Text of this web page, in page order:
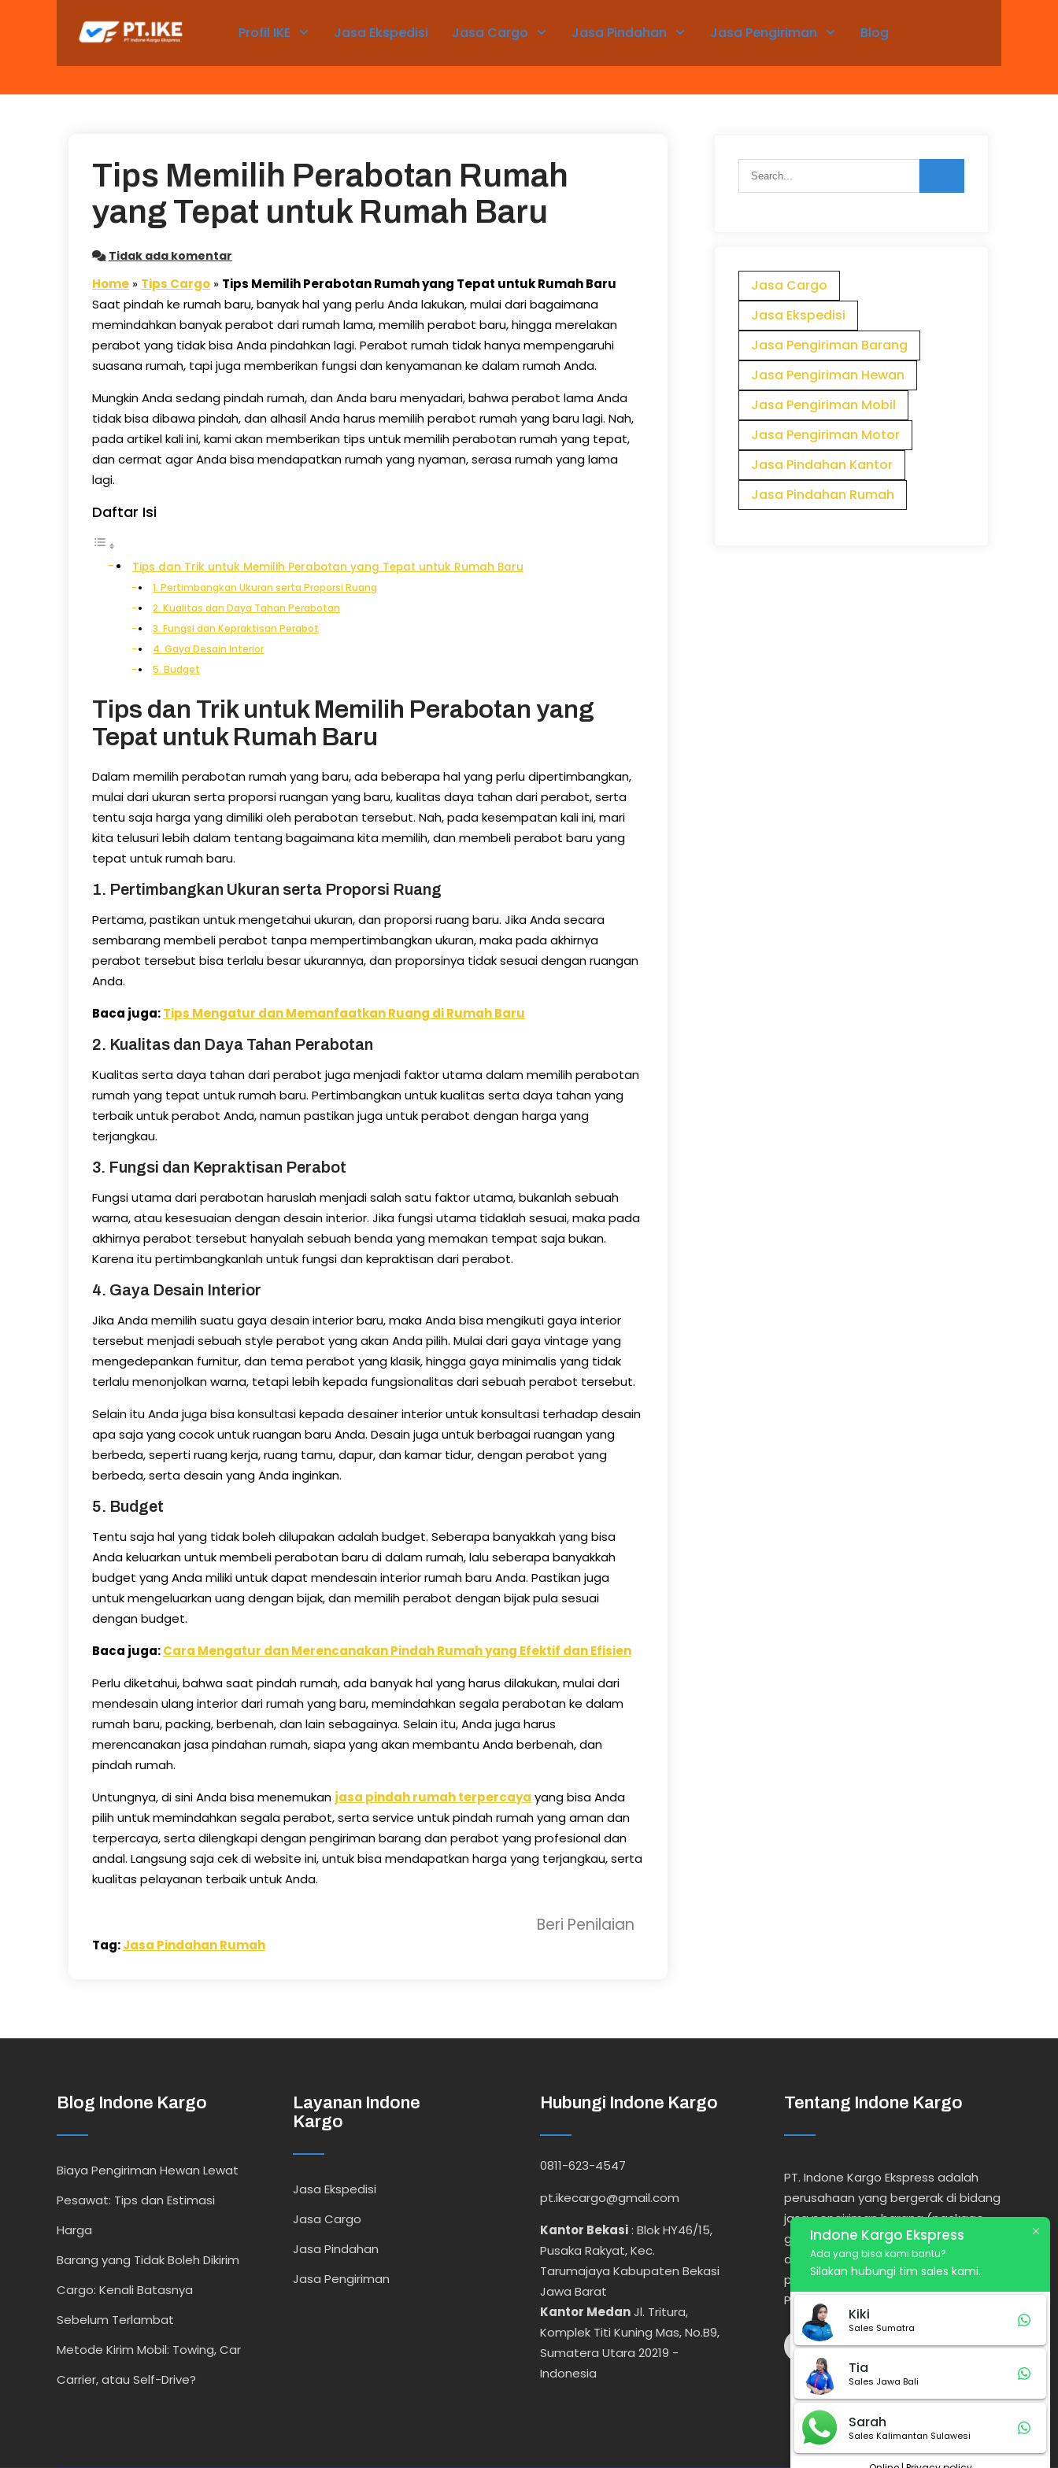
Profil IKE Jasa Ekspedisi Jasa Cargo Jasa Pindahan Jasa Pengiriman Blog
Tips Memilih Perabotan Rumah
yang Tepat untuk Rumah Baru
Tidak ada komentar
Home » Tips Cargo » Tips Memilih Perabotan Rumah yang Tepat untuk Rumah Baru
Saat pindah ke rumah baru, banyak hal yang perlu Anda lakukan, mulai dari bagaimana
memindahkan banyak perabot dari rumah lama, memilih perabot baru, hingga merelakan
perabot yang tidak bisa Anda pindahkan lagi. Perabot rumah tidak hanya mempengaruhi
suasana rumah, tapi juga memberikan fungsi dan kenyamanan ke dalam rumah Anda.
Mungkin Anda sedang pindah rumah, dan Anda baru menyadari, bahwa perabot lama Anda
tidak bisa dibawa pindah, dan alhasil Anda harus memilih perabot rumah yang baru lagi. Nah,
pada artikel kali ini, kami akan memberikan tips untuk memilih perabotan rumah yang tepat,
dan cermat agar Anda bisa mendapatkan rumah yang nyaman, serasa rumah yang lama
lagi.
Daftar Isi
Tips dan Trik untuk Memilih Perabotan yang Tepat untuk Rumah Baru
1. Pertimbangkan Ukuran serta Proporsi Ruang
2. Kualitas dan Daya Tahan Perabotan
3. Fungsi dan Kepraktisan Perabot
4. Gaya Desain Interior
5. Budget
Tips dan Trik untuk Memilih Perabotan yang
Tepat untuk Rumah Baru
Dalam memilih perabotan rumah yang baru, ada beberapa hal yang perlu dipertimbangkan,
mulai dari ukuran serta proporsi ruangan yang baru, kualitas daya tahan dari perabot, serta
tentu saja harga yang dimiliki oleh perabotan tersebut. Nah, pada kesempatan kali ini, mari
kita telusuri lebih dalam tentang bagaimana kita memilih, dan membeli perabot baru yang
tepat untuk rumah baru.
1. Pertimbangkan Ukuran serta Proporsi Ruang
Pertama, pastikan untuk mengetahui ukuran, dan proporsi ruang baru. Jika Anda secara
sembarang membeli perabot tanpa mempertimbangkan ukuran, maka pada akhirnya
perabot tersebut bisa terlalu besar ukurannya, dan proporsinya tidak sesuai dengan ruangan
Anda.
Baca juga:Tips Mengatur dan Memanfaatkan Ruang di Rumah Baru
2. Kualitas dan Daya Tahan Perabotan
Kualitas serta daya tahan dari perabot juga menjadi faktor utama dalam memilih perabotan
rumah yang tepat untuk rumah baru. Pertimbangkan untuk kualitas serta daya tahan yang
terbaik untuk perabot Anda, namun pastikan juga untuk perabot dengan harga yang
terjangkau.
3. Fungsi dan Kepraktisan Perabot
Fungsi utama dari perabotan haruslah menjadi salah satu faktor utama, bukanlah sebuah
warna, atau kesesuaian dengan desain interior. Jika fungsi utama tidaklah sesuai, maka pada
akhirnya perabot tersebut hanyalah sebuah benda yang memakan tempat saja bukan.
Karena itu pertimbangkanlah untuk fungsi dan kepraktisan dari perabot.
4. Gaya Desain Interior
Jika Anda memilih suatu gaya desain interior baru, maka Anda bisa mengikuti gaya interior
tersebut menjadi sebuah style perabot yang akan Anda pilih. Mulai dari gaya vintage yang
mengedepankan furnitur, dan tema perabot yang klasik, hingga gaya minimalis yang tidak
terlalu menonjolkan warna, tetapi lebih kepada fungsionalitas dari sebuah perabot tersebut.
Selain itu Anda juga bisa konsultasi kepada desainer interior untuk konsultasi terhadap desain
apa saja yang cocok untuk ruangan baru Anda. Desain juga untuk berbagai ruangan yang
berbeda, seperti ruang kerja, ruang tamu, dapur, dan kamar tidur, dengan perabot yang
berbeda, serta desain yang Anda inginkan.
5. Budget
Tentu saja hal yang tidak boleh dilupakan adalah budget. Seberapa banyakkah yang bisa
Anda keluarkan untuk membeli perabotan baru di dalam rumah, lalu seberapa banyakkah
budget yang Anda miliki untuk dapat mendesain interior rumah baru Anda. Pastikan juga
untuk mengeluarkan uang dengan bijak, dan memilih perabot dengan bijak pula sesuai
dengan budget.
Baca juga:Cara Mengatur dan Merencanakan Pindah Rumah yang Efektif dan Efisien
Perlu diketahui, bahwa saat pindah rumah, ada banyak hal yang harus dilakukan, mulai dari
mendesain ulang interior dari rumah yang baru, memindahkan segala perabotan ke dalam
rumah baru, packing, berbenah, dan lain sebagainya. Selain itu, Anda juga harus
merencanakan jasa pindahan rumah, siapa yang akan membantu Anda berbenah, dan
pindah rumah.
Untungnya, di sini Anda bisa menemukan jasa pindah rumah terpercaya yang bisa Anda
pilih untuk memindahkan segala perabot, serta service untuk pindah rumah yang aman dan
terpercaya, serta dilengkapi dengan pengiriman barang dan perabot yang profesional dan
andal. Langsung saja cek di website ini, untuk bisa mendapatkan harga yang terjangkau, serta
kualitas pelayanan terbaik untuk Anda.
Beri Penilaian
Tag:Jasa Pindahan Rumah
Jasa Cargo
Jasa Ekspedisi
Jasa Pengiriman Barang
Jasa Pengiriman Hewan
Jasa Pengiriman Mobil
Jasa Pengiriman Motor
Jasa Pindahan Kantor
Jasa Pindahan Rumah
Blog Indone Kargo
Biaya Pengiriman Hewan Lewat
Pesawat: Tips dan Estimasi
Harga
Barang yang Tidak Boleh Dikirim
Cargo: Kenali Batasnya
Sebelum Terlambat
Metode Kirim Mobil: Towing, Car
Carrier, atau Self-Drive?
Layanan Indone
Kargo
Jasa Ekspedisi
Jasa Cargo
Jasa Pindahan
Jasa Pengiriman
Hubungi Indone Kargo
0811-623-4547
pt.ikecargo@gmail.com
Kantor Bekasi: Blok HY46/15,
Pusaka Rakyat, Kec.
Tarumajaya Kabupaten Bekasi
Jawa Barat
Kantor MedanJl. Tritura,
Komplek Titi Kuning Mas, No.B9,
Sumatera Utara 20219 -
Indonesia
Tentang Indone Kargo
PT. Indone Kargo Ekspress adalah
perusahaan yang bergerak di bidang
jasa pengiriman barang (package,
general cargo, dsb) melalui udara,
darat maupun laut dengan
pelayanan Door To Door, Port To
Port, Port To Door, Door To Port.
Indone Kargo Ekspress
Ada yang bisa kami bantu?
Silakan hubungi tim sales kami.
Kiki
Sales Sumatra
Tia
Sales Jawa Bali
Sarah
Sales Kalimantan Sulawesi